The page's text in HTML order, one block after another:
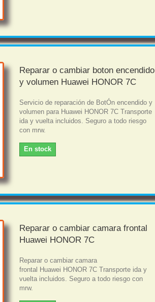
Reparar o cambiar boton encendido
y volumen Huawei HONOR 7C
Servicio de reparación de BotÓn encendido y
volumen para Huawei HONOR 7C Transporte
ida y vuelta incluidos. Seguro a todo riesgo
con mrw.
En stock
Reparar o cambiar camara frontal
Huawei HONOR 7C
Reparar o cambiar camara
frontal Huawei HONOR 7C Transporte ida y
vuelta incluidos. Seguro a todo riesgo con
mrw.